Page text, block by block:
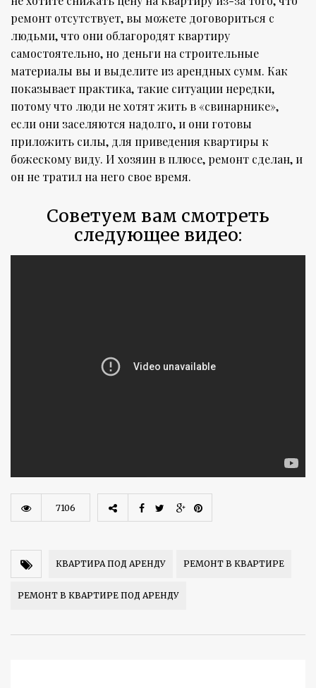
ремонт отсутствует, вы можете договориться с
людьми, что они облагородят квартиру
самостоятельно, но деньги на строительные
материалы вы и выделите из арендных сумм. Как
показывает практика, такие ситуации нередки,
потому что люди не хотят жить в «свинарнике»,
если они заселяются надолго, и они готовы
приложить силы, для приведения квартиры к
божескому виду. И хозяин в плюсе, ремонт сделан, и
он не тратил на него свое время.
Советуем вам смотреть
следующее видео:
7106
КВАРТИРА ПОД АРЕНДУ РЕМОНТ В КВАРТИРЕ
РЕМОНТ В КВАРТИРЕ ПОД АРЕНДУ